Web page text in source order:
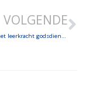
VOLGENDE
In gesprek met leerkracht godsdienst én wetenschappen Hilde Somers over geloof en de waarheid